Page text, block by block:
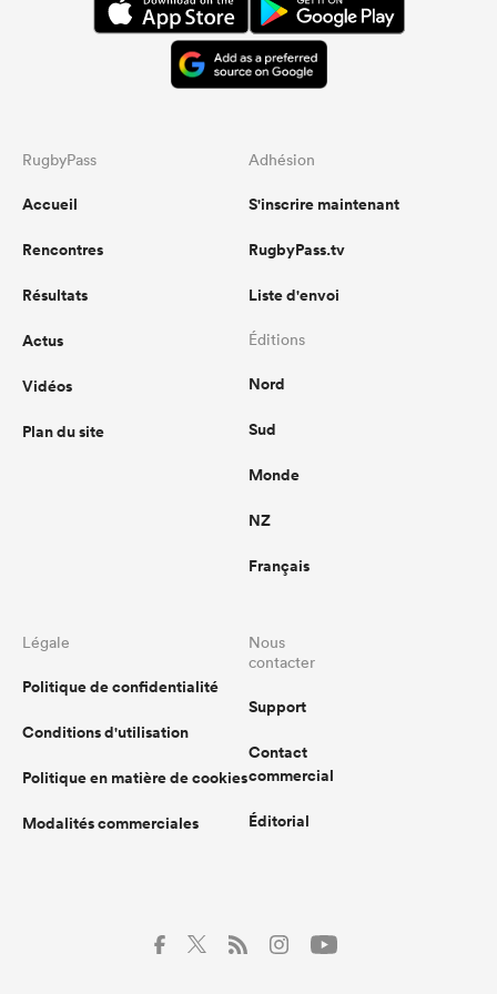
RugbyPass
Accueil
Rencontres
Résultats
Actus
Vidéos
Plan du site
Adhésion
S'inscrire maintenant
RugbyPass.tv
Liste d'envoi
Éditions
Nord
Sud
Monde
NZ
Français
Légale
Politique de confidentialité
Conditions d'utilisation
Politique en matière de cookies
Modalités commerciales
Nous
contacter
Support
Contact
commercial
Éditorial